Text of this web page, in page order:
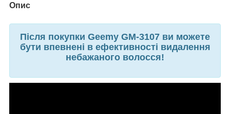
Опис
Після покупки Geemy GM-3107 ви можете
бути впевнені в ефективності видалення
небажаного волосся!